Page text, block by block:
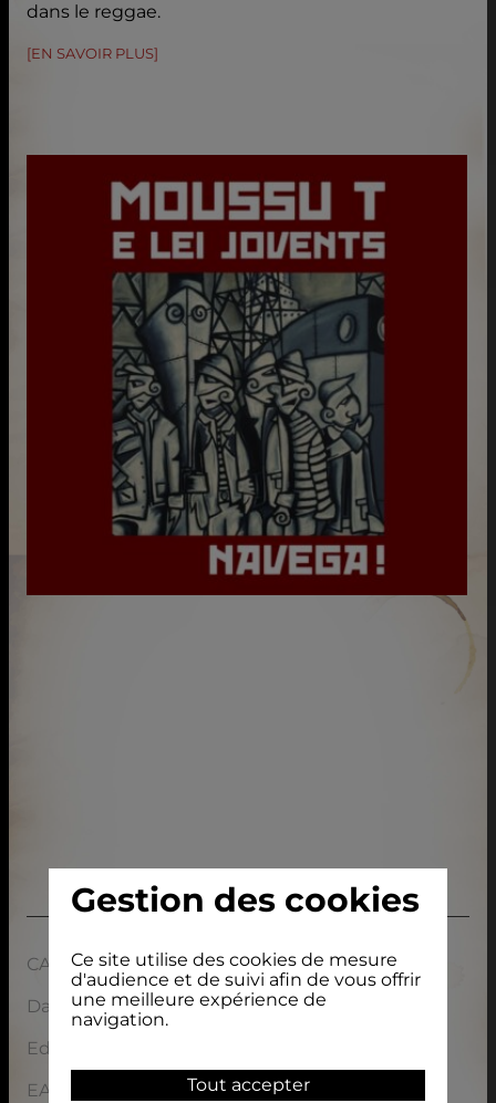
dans le reggae.
[EN SAVOIR PLUS]
CARACTÉRISTIQUES
Date de sortie : 23/09/2016
Editeur : Manivette Records
EAN / ISBN : 3770005537159
Gestion des cookies
Ce site utilise des cookies de mesure
d'audience et de suivi afin de vous offrir
une meilleure expérience de
navigation.
Tout accepter